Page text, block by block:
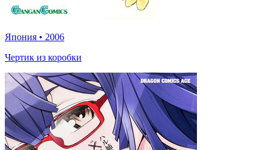
Япония • 2006
Чертик из коробки